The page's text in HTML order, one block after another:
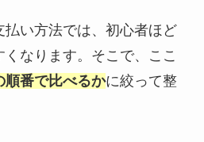
払い方法では、初心者ほど
なります。そこで、ここ
順番で比べるかに絞って整